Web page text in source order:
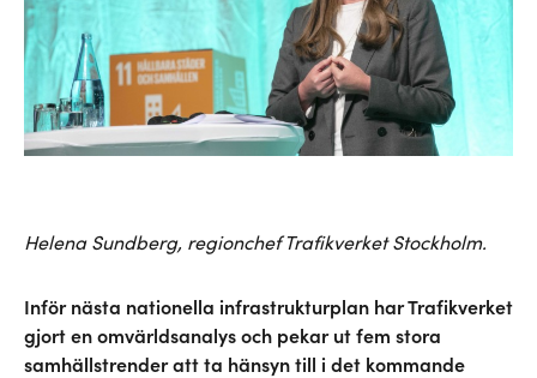
Helena Sundberg, regionchef Trafikverket Stockholm.
Inför nästa nationella infrastrukturplan har Trafikverket
gjort en omvärldsanalys och pekar ut fem stora
samhällstrender att ta hänsyn till i det kommande